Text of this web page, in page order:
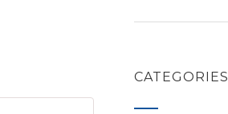
CATEGORIES